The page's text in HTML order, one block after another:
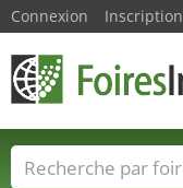
Connexion Inscription